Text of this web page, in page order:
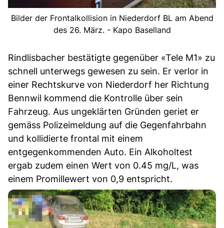
Bilder der Frontalkollision in Niederdorf BL am Abend
des 26. März. - Kapo Baselland
Rindlisbacher bestätigte gegenüber «Tele M1» zu
schnell unterwegs gewesen zu sein. Er verlor in
einer Rechtskurve von Niederdorf her Richtung
Bennwil kommend die Kontrolle über sein
Fahrzeug. Aus ungeklärten Gründen geriet er
gemäss Polizeimeldung auf die Gegenfahrbahn
und kollidierte frontal mit einem
entgegenkommenden Auto. Ein Alkoholtest
ergab zudem einen Wert von 0.45 mg/L, was
einem Promillewert von 0,9 entspricht.